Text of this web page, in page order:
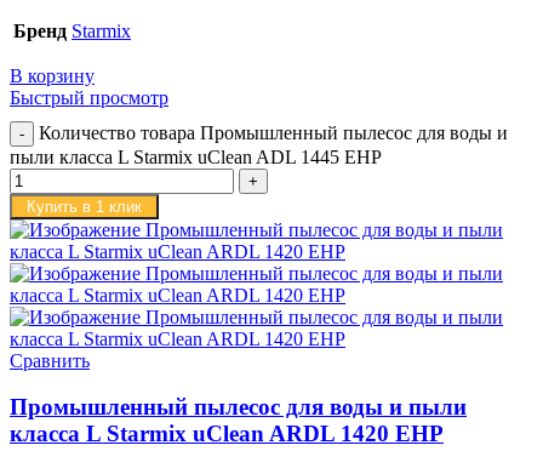
Бренд Starmix
В корзину
Быстрый просмотр
Количество товара Промышленный пылесос для воды и
пыли класса L Starmix uClean ADL 1445 EHP
Купить в 1 клик
Сравнить
Промышленный пылесос для воды и пыли
класса L Starmix uClean ARDL 1420 EHP